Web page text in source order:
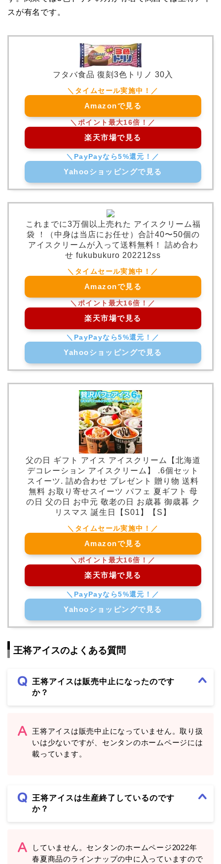
スが有名です。
フタバ食品 復刻3色トリノ 30入
Amazonで見る
楽天市場で見る
Yahooショッピングで見る
これまでに3万個以上売れた アイスクリーム福
袋 ！（中身は当店にお任せ）合計40〜50個の
アイスクリームが入って送料無料！ 詰め合わ
せ fukubukuro 202212ss
Amazonで見る
楽天市場で見る
Yahooショッピングで見る
父の日 ギフト アイス アイスクリーム【北海道
デコレーション アイスクリーム】 .6個セット
スイーツ. 詰め合わせ プレゼント 贈り物 送料
無料 お取り寄せスイーツ パフェ 夏ギフト 母
の日 父の日 お中元 敬老の日 お歳暮 御歳暮 ク
リスマス 誕生日【S01】【S】
Amazonで見る
楽天市場で見る
Yahooショッピングで見る
王将アイスのよくある質問
王将アイスは販売中止になったのです
か？
王将アイスは販売中止になっていません。取り扱
いは少ないですが、センタンのホームページには
載っています。
王将アイスは生産終了しているのです
か？
していません。センタンのホームページ2022年
春夏商品のラインナップの中に入っていますので